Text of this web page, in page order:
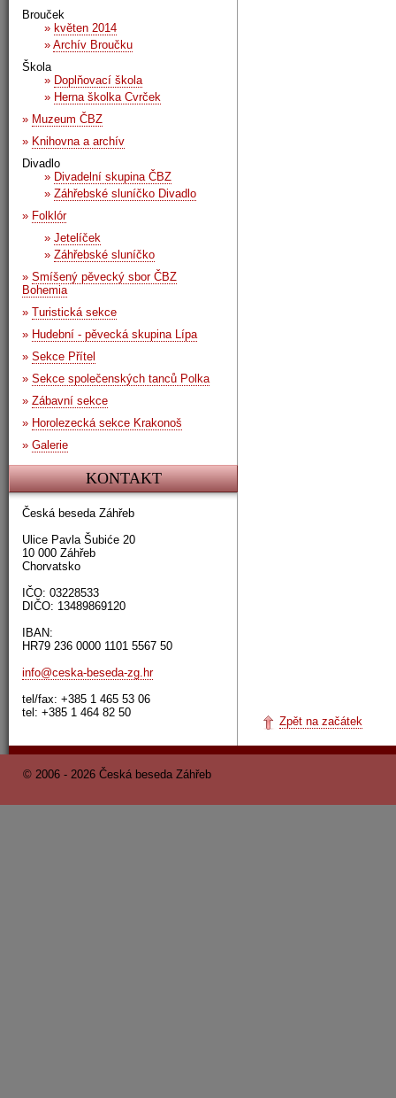
Brouček
» květen 2014
» Archív Broučku
Škola
» Doplňovací škola
» Herna školka Cvrček
» Muzeum ČBZ
» Knihovna a archív
Divadlo
» Divadelní skupina ČBZ
» Záhřebské sluníčko Divadlo
» Folklór
» Jetelíček
» Záhřebské sluníčko
» Smíšený pěvecký sbor ČBZ
Bohemia
» Turistická sekce
» Hudební - pěvecká skupina Lípa
» Sekce Přítel
» Sekce společenských tanců Polka
» Zábavní sekce
» Horolezecká sekce Krakonoš
» Galerie
KONTAKT
Česká beseda Záhřeb
Ulice Pavla Šubiće 20
10 000 Záhřeb
Chorvatsko
IČO: 03228533
DIČO: 13489869120
IBAN:
HR79 236 0000 1101 5567 50
info@ceska-beseda-zg.hr
tel/fax: +385 1 465 53 06
tel: +385 1 464 82 50
Zpět na začátek
© 2006 - 2026 Česká beseda Záhřeb